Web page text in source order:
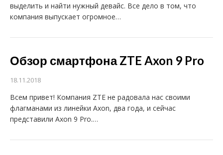
выделить и найти нужный девайс. Все дело в том, что
компания выпускает огромное…
Обзор смартфона ZTE Axon 9 Pro
18.11.2018
Всем привет! Компания ZTE не радовала нас своими
флагманами из линейки Axon, два года, и сейчас
представили Axon 9 Pro.…